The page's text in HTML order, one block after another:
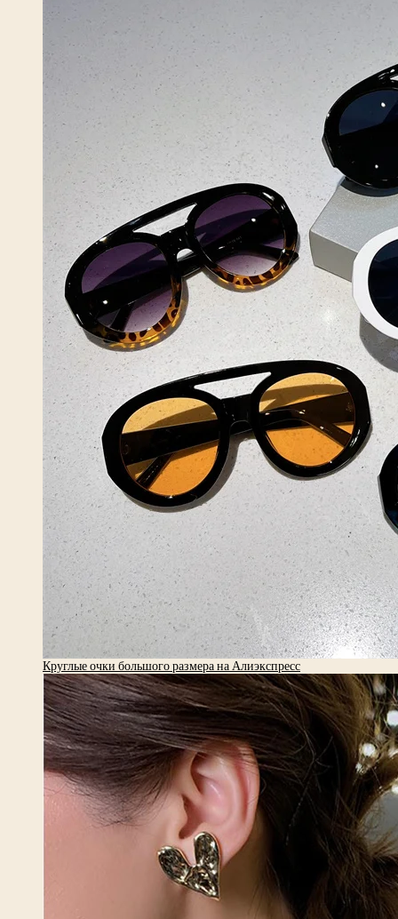
Круглые очки большого размера на Алиэкспресс